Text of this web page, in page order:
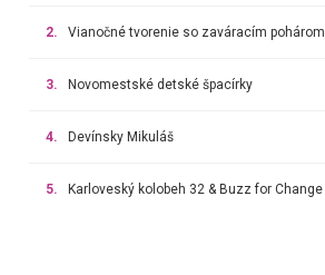
2. Vianočné tvorenie so zaváracím pohárom
3. Novomestské detské špacírky
4. Devínsky Mikuláš
5. Karloveský kolobeh 32 & Buzz for Change